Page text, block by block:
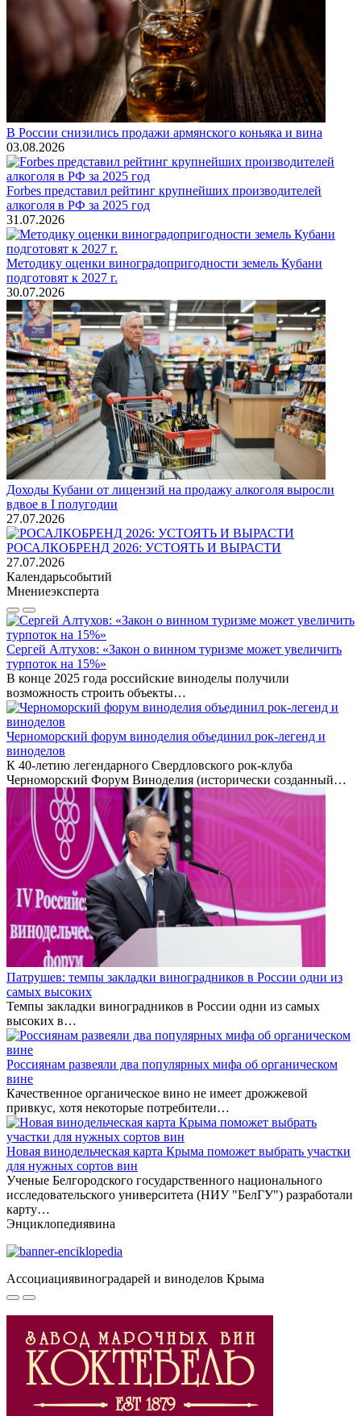
В России снизились продажи армянского коньяка и вина
03.08.2026
Forbes представил рейтинг крупнейших производителей
алкоголя в РФ за 2025 год
31.07.2026
Методику оценки виноградопригодности земель Кубани
подготовят к 2027 г.
30.07.2026
Доходы Кубани от лицензий на продажу алкоголя выросли
вдвое в I полугодии
27.07.2026
РОСАЛКОБРЕНД 2026: УСТОЯТЬ И ВЫРАСТИ
27.07.2026
Календарьсобытий
Мнениеэксперта
Сергей Алтухов: «Закон о винном туризме может увеличить
турпоток на 15%»
В конце 2025 года российские виноделы получили
возможность строить объекты…
Черноморский форум виноделия объединил рок-легенд и
виноделов
К 40-летию легендарного Свердловского рок-клуба
Черноморский Форум Виноделия (исторически созданный…
Патрушев: темпы закладки виноградников в России одни из
самых высоких
Темпы закладки виноградников в России одни из самых
высоких в…
Россиянам развеяли два популярных мифа об органическом
вине
Качественное органическое вино не имеет дрожжевой
привкус, хотя некоторые потребители…
Новая винодельческая карта Крыма поможет выбрать участки
для нужных сортов вин
Ученые Белгородского государственного национального
исследовательского университета (НИУ "БелГУ") разработали
карту…
Энциклопедиявина
Ассоциациявиноградарей и виноделов Крыма